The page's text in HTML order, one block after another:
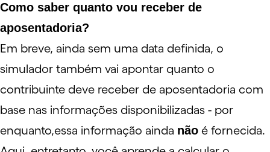
Como saber quanto vou receber de
aposentadoria?
Em breve, ainda sem uma data definida, o
simulador também vai apontar quanto o
contribuinte deve receber de aposentadoria com
base nas informações disponibilizadas - por
enquanto,essa informação ainda não é fornecida.